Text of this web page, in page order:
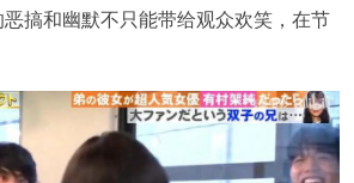
搞和幽默不只能带给观众欢笑，在节